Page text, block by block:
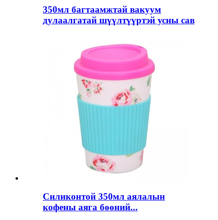
350мл багтаамжтай вакуум
дулаалгатай шүүлтүүртэй усны сав
Силиконтой 350мл аялалын
кофены аяга бөөний...